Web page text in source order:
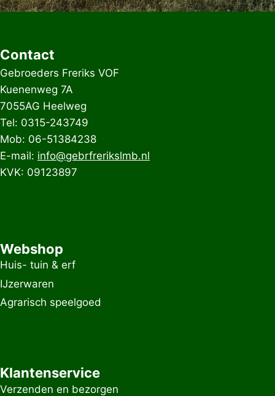
Contact
Gebroeders Freriks VOF
Kuenenweg 7A
7055AG Heelweg
Tel: 0315-243749
Mob: 06-51384238
E-mail: info@gebrfrerikslmb.nl
KVK: 09123897
Webshop
Huis- tuin & erf
IJzerwaren
Agrarisch speelgoed
Klantenservice
Verzenden en bezorgen